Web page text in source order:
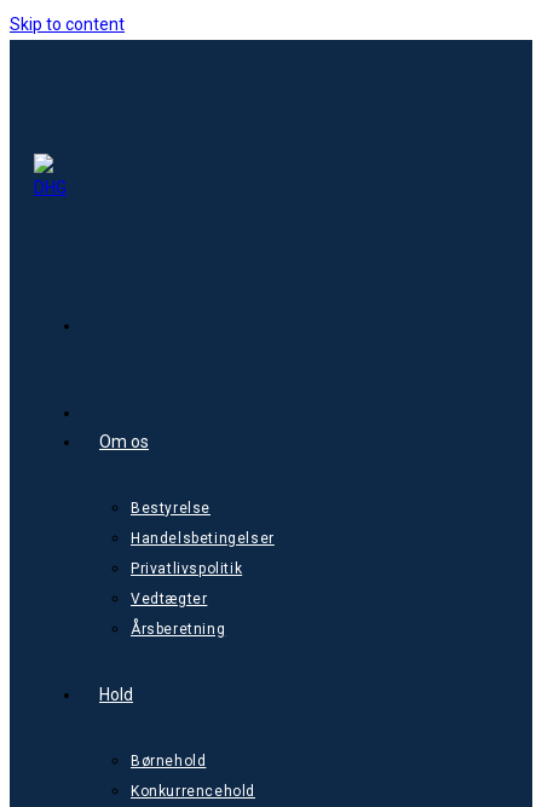
Skip to content
Om os
Bestyrelse
Handelsbetingelser
Privatlivspolitik
Vedtægter
Årsberetning
Hold
Børnehold
Konkurrencehold